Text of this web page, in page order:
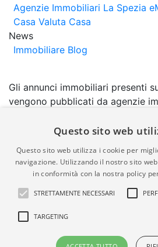
Agenzie Immobiliari La Spezia
Casa Valuta Casa
News
Immobiliare Blog
Gli annunci immobiliari presenti
vengono pubblicati da agenzie
comporta l'approvazione o
garanzia da parte di
quindi non è responsabile della
correttezza, della completezza,
materia di privacy e/o di alcun
suddetti annunci.
© Copyright 2007 - 2026
Questo sito web
Questo sito web utilizza i cookie per
navigazione. Utilizzando il nostro sito
in conformità con la nostra policy
STRETTAMENTE NECESSARI
TARGETING